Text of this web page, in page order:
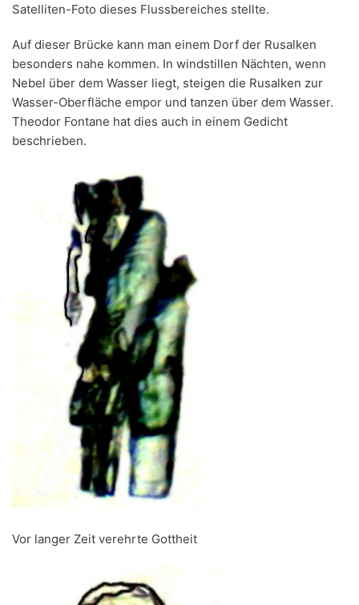
Satelliten-Foto dieses Flussbereiches stellte.
Auf dieser Brücke kann man einem Dorf der Rusalken
besonders nahe kommen. In windstillen Nächten, wenn
Nebel über dem Wasser liegt, steigen die Rusalken zur
Wasser-Oberfläche empor und tanzen über dem Wasser.
Theodor Fontane hat dies auch in einem Gedicht
beschrieben.
Vor langer Zeit verehrte Gottheit